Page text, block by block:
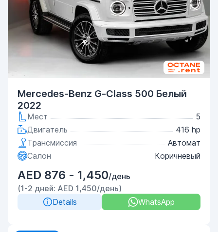
Mercedes-Benz G-Class 500 Белый
2022
Мест
5
Двигатель
416 hp
Трансмиссия
Автомат
Салон
Коричневый
AED 876 - 1,450/день
(1-2 дней: AED 1,450/день)
Details
WhatsApp